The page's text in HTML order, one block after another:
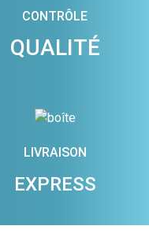
CONTRÔLE
QUALITÉ
LIVRAISON
EXPRESS